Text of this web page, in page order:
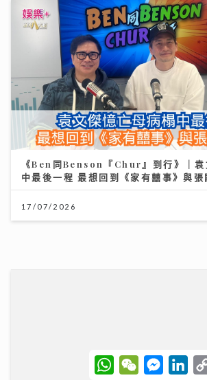
《Ben同Benson『Chur』到行》｜袁
中最後一程 最想回到《家有囍事》與
17/07/2026
W
h
W
e
M
e
L